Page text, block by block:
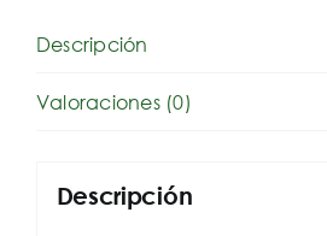
Descripción
Valoraciones (0)
Descripción